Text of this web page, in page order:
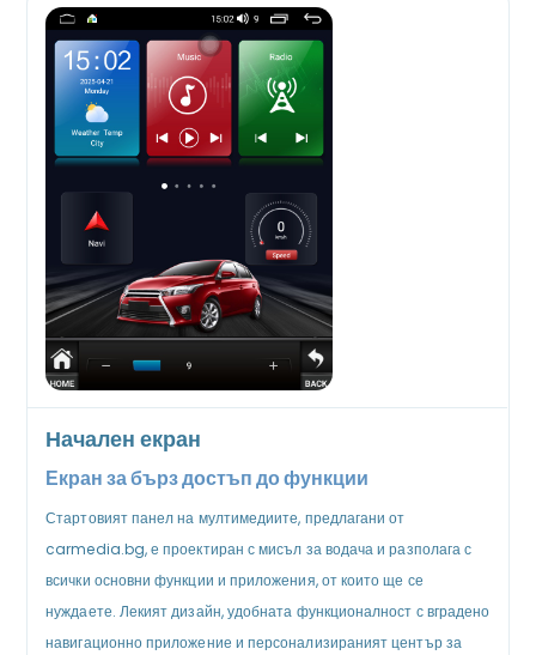
Начален екран
Екран за бърз достъп до функции
Стартовият панел на мултимедиите, предлагани от
carmedia.bg, е проектиран с мисъл за водача и разполага с
всички основни функции и приложения, от които ще се
нуждаете. Лекият дизайн, удобната функционалност с вградено
навигационно приложение и персонализираният център за